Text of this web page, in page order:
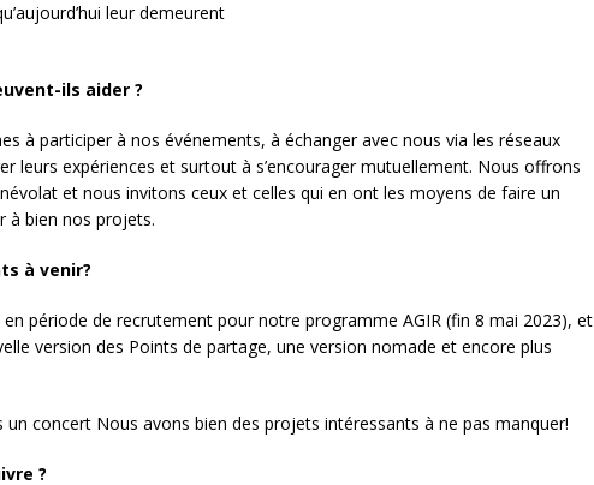
leur demeurent
ils aider ?
à participer à nos événements, à échanger avec nous via les réseaux
leurs expériences et surtout à s’encourager mutuellement. Nous offrons
et nous invitons ceux et celles qui en ont les moyens de faire un
à bien nos projets.
à venir?
période de recrutement pour notre programme AGIR (fin 8 mai 2023), et
version des Points de partage, une version nomade et encore plus
un concert Nous avons bien des projets intéressants à ne pas manquer!
?